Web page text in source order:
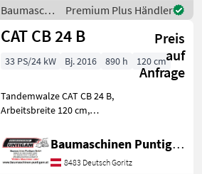
STAGE V Regul
Baumaschinen
/ CAT
Premium Plus Händler
CAT CB 24 B
Preis
auf
Anfrage
33 PS/24 kW Bj. 2016 890 h 120 cm
Tandemwalze CAT CB 24 B,
Arbeitsbreite 120 cm,
Referenznummer: 5922
Baumaschinen Puntigam
GmbH Unser Spezialgebiet:
Baumaschinen Puntigam GmbH
8483 Deutsch Goritz